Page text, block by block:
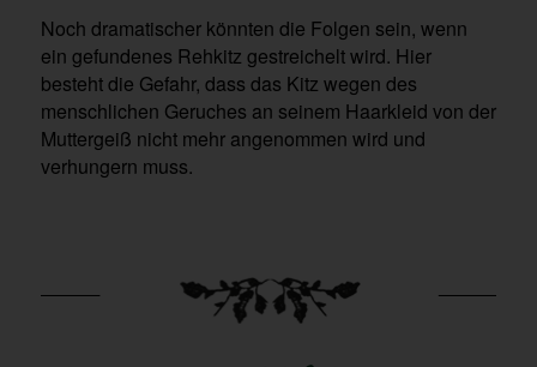
Noch dramatischer könnten die Folgen sein, wenn
ein gefundenes Rehkitz gestreichelt wird. Hier
besteht die Gefahr, dass das Kitz wegen des
menschlichen Geruches an seinem Haarkleid von der
Muttergeiß nicht mehr angenommen wird und
verhungern muss.